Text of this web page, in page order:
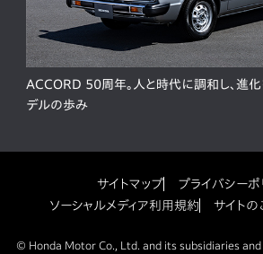
ACCORD 50周年。人と時代に調和し、進
デルの歩み
サイトマップ
プライバシーポ
ソーシャルメディア利用規約
サイトの
© Honda Motor Co., Ltd. and its subsidiaries